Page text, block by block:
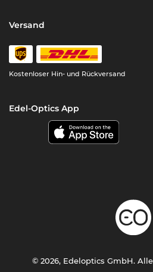
Versand
Kostenloser Hin- und Rückversand
Edel-Optics App
© 2026, Edeloptics GmbH.